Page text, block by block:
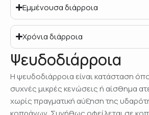
Εμμένουσα διάρροια
Χρόνια διάρροια
Ψευδοδιάρροια
Η ψευδοδιάρροια είναι κατάσταση
συχνές μικρές κενώσεις ή αίσθημα
χωρίς πραγματική αύξηση της